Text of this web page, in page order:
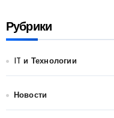
Рубрики
IT и Технологии
Новости